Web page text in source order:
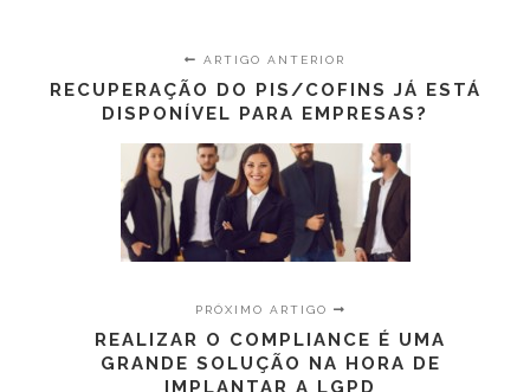
ARTIGO ANTERIOR
RECUPERAÇÃO DO PIS/COFINS JÁ ESTÁ
DISPONÍVEL PARA EMPRESAS?
PRÓXIMO ARTIGO
REALIZAR O COMPLIANCE É UMA
GRANDE SOLUÇÃO NA HORA DE
IMPLANTAR A LGPD